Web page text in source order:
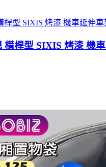
桿型 SIXIS 烤漆 機車延伸
橫桿型 SIXIS 烤漆 機